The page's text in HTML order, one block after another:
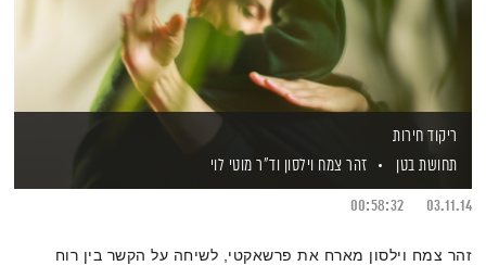
ריקוד חירות
תחושת בטן
זהר צמח וילסון וד"ר מוטי לוי
03.11.14
00:58:32
זהר צמח וילסון מארח את פרשאקטי, לשיחה על הקשר בין רוח